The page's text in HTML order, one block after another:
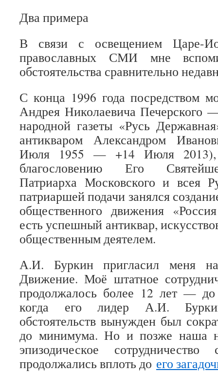
Два примера
В связи с освещением Царе-
православных СМИ мне
обстоятельства сравнительно
С конца 1996 года посредством
Андрея Николаевича Печерского
народной газеты «Русь
антикваром Александром
Июля 1955 — +14 Июля 2013),
благословению Его
Патриарха Московского и всея
патриаршей подачи занялся
общественного движения
есть успешный антиквар,
общественным деятелем.
А.И. Буркин пригласил меня
Движение. Моё штатное
продолжалось более 12 лет — до
когда его лидер А.И.
обстоятельств вынужден был
до минимума. Но и позже наша
эпизодическое
продолжались вплоть до его